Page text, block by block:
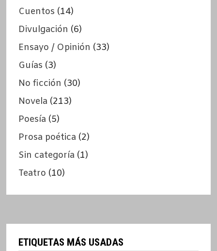
Cuentos (14)
Divulgación (6)
Ensayo / Opinión (33)
Guías (3)
No ficción (30)
Novela (213)
Poesía (5)
Prosa poética (2)
Sin categoría (1)
Teatro (10)
ETIQUETAS MÁS USADAS